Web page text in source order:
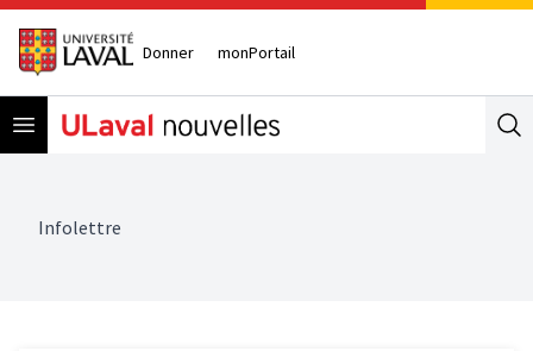
Donner monPortail
Open menu
Infolettre